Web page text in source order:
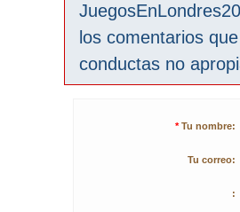
los comentarios
conductas no
* Tu nombre:
Tu correo:
: